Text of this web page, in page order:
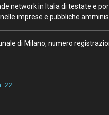
network in Italia di testate e
imprese e pubbliche
di Milano, numero
22